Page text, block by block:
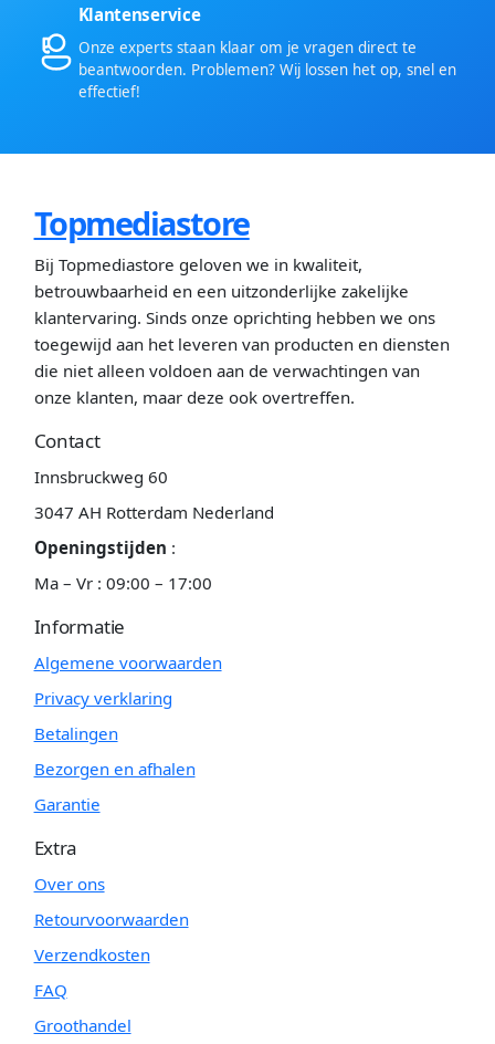
Klantenservice
Onze experts staan klaar om je vragen direct te
beantwoorden. Problemen? Wij lossen het op, snel en
effectief!
Topmediastore
Bij Topmediastore geloven we in kwaliteit,
betrouwbaarheid en een uitzonderlijke zakelijke
klantervaring. Sinds onze oprichting hebben we ons
toegewijd aan het leveren van producten en diensten
die niet alleen voldoen aan de verwachtingen van
onze klanten, maar deze ook overtreffen.
Contact
Innsbruckweg 60
3047 AH Rotterdam Nederland
Openingstijden :
Ma – Vr : 09:00 – 17:00
Informatie
Algemene voorwaarden
Privacy verklaring
Betalingen
Bezorgen en afhalen
Garantie
Extra
Over ons
Retourvoorwaarden
Verzendkosten
FAQ
Groothandel